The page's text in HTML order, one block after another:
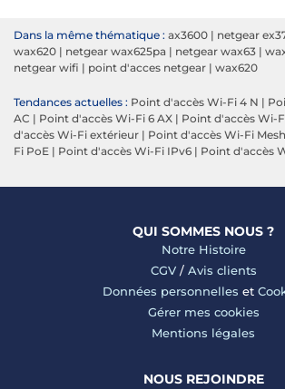
Dans la même thématique : ax3600 | netgear
wax620 | netgear wax625pa | netgear wax63 |
netgear wifi | point d'acces netgear | wax620
Tendances actuelles : Point d'accès Wi-Fi 4 N |
AC | Point d'accès Wi-Fi 6 AX | Point d'accès Wi-
d'accès Wi-Fi extérieur | Point d'accès Wi-Fi Mesh
Fi PoE | Point d'accès Wi-Fi IPv6 | Point d'accès
QUI SOMMES NOUS ?
Notre Histoire
CGV/ Avis clients
Données personnelles et
Gérer mes cookies
Mentions légales
NOUS REJOINDRE